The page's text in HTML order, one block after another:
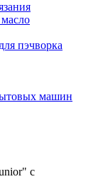
пэчворка
машин
с